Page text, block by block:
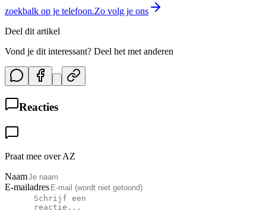
zoekbalk op je telefoon.Zo volg je ons
Deel dit artikel
Vond je dit interessant? Deel het met anderen
Reacties
Praat mee over AZ
Naam
E-mailadres